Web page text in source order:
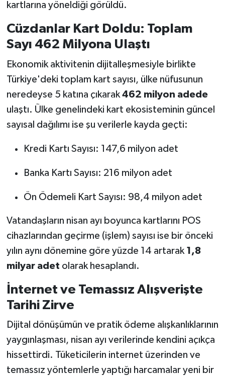
kartlarına yöneldiği görüldü.
Cüzdanlar Kart Doldu: Toplam
Sayı 462 Milyona Ulaştı
Ekonomik aktivitenin dijitalleşmesiyle birlikte
Türkiye'deki toplam kart sayısı, ülke nüfusunun
neredeyse 5 katına çıkarak 462 milyon adede
ulaştı. Ülke genelindeki kart ekosisteminin güncel
sayısal dağılımı ise şu verilerle kayda geçti:
Kredi Kartı Sayısı: 147,6 milyon adet
Banka Kartı Sayısı: 216 milyon adet
Ön Ödemeli Kart Sayısı: 98,4 milyon adet
Vatandaşların nisan ayı boyunca kartlarını POS
cihazlarından geçirme (işlem) sayısı ise bir önceki
yılın aynı dönemine göre yüzde 14 artarak 1,8
milyar adet olarak hesaplandı.
İnternet ve Temassız Alışverişte
Tarihi Zirve
Dijital dönüşümün ve pratik ödeme alışkanlıklarının
yaygınlaşması, nisan ayı verilerinde kendini açıkça
hissettirdi. Tüketicilerin internet üzerinden ve
temassız yöntemlerle yaptığı harcamalar yeni bir